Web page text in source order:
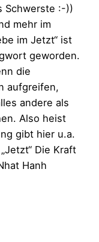
Schwerste :-))
mehr im
im Jetzt“ ist
geworden.
die
aufgreifen,
andere als
Also heist
gibt hier u.a.
Die Kraft
Hanh